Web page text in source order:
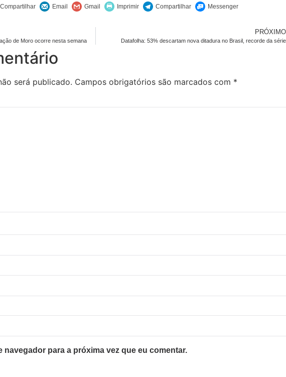
de Moro ocorre nesta semana
PRÓXIMO
Datafolha: 53% descartam nova ditadura no Brasil, recorde da série
será publicado. Campos obrigatórios são marcados com *
navegador para a próxima vez que eu comentar.